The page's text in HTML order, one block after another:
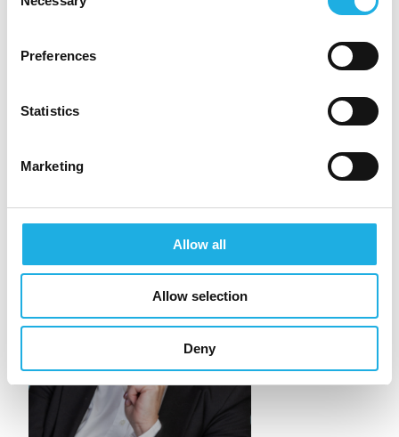
Selection
Preferences
Statistics
Marketing
Allow all
Allow selection
Deny